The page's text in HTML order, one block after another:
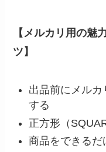
【メルカリ用の魅
ツ】
出品前にメル
する
正方形（
商品をできるだ